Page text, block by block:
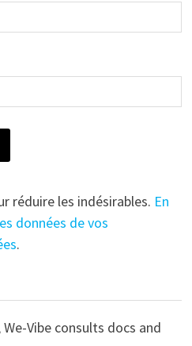
réduire les indésirables. En
données de vos
.
Vibe consults docs and